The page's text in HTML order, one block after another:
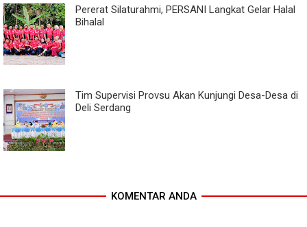
Pererat Silaturahmi, PERSANI Langkat Gelar Halal
Bihalal
Tim Supervisi Provsu Akan Kunjungi Desa-Desa di
Deli Serdang
KOMENTAR ANDA